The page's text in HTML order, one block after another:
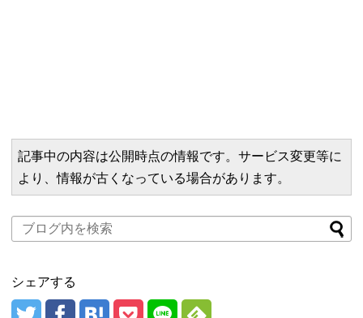
記事中の内容は公開時点の情報です。サービス変更等に
より、情報が古くなっている場合があります。
シェアする